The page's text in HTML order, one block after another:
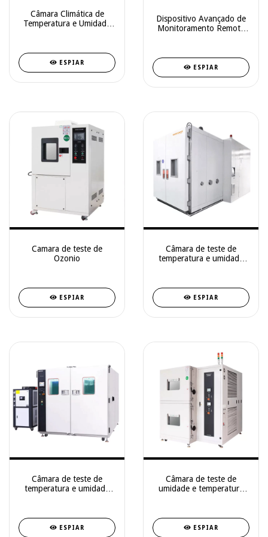
Câmara Climática de
Temperatura e Umidade
Estabilidade, Prateleiras
até 45 kg — Série HHS-
500 / HHS-810 / HHS-10
ESPIAR
Dispositivo Avançado de
Monitoramento Remoto
COOL-PRO
ESPIAR
Camara de teste de
Ozonio
ESPIAR
Câmara de teste de
temperatura e umidade
ESPIAR
Câmara de teste de
temperatura e umidade
ESPIAR
Câmara de teste de
umidade e temperatura
ESPIAR